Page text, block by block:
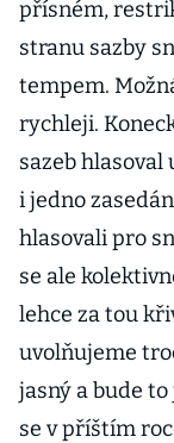
přísném,
stranu sazby
tempem.
rychleji.
sazeb hlasoval
i jedno
hlasovali pro
se ale
lehce za tou
uvolňujeme
jasný a bude
se v příštím